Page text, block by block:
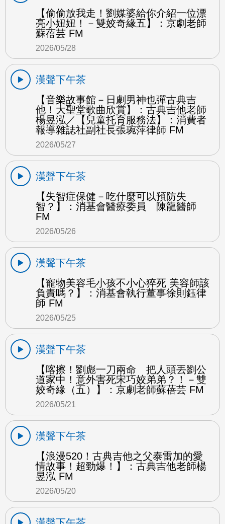
【偷偷放我走！劉媒婆給你介紹一位漂
亮小妞妞！－雙姣奇緣五】：京劇老師
蘇蓓芸 FM
2026/05/28
漢聲下午茶
【音樂故事館－日劇男神也彈古典吉
他！大聖堂歌曲欣賞】：古典吉他老師
楊昱泓／【兒童托育服務法】：消費者
報導雜誌社副社長張琬萍律師 FM
2026/05/27
漢聲下午茶
【失智症保健－吃什麼可以預防失
智？】：消基會醫療委員 陳龍醫師
FM
2026/05/26
漢聲下午茶
【寵物美容毛小孩不小心猝死 美容師該
負責嗎？】：消基會執行董事徐則鈺律
師 FM
2026/05/25
漢聲下午茶
【喀擦！劉彪一刀兩命 把人頭丟劉公
道家中！意外害死宋巧姣弟弟？！－雙
姣奇緣（五）】：京劇老師蘇蓓芸 FM
2026/05/21
漢聲下午茶
【浪漫520！古典吉他之父泰雷加的愛
情故事！超勁爆！】：古典吉他老師楊
昱泓 FM
2026/05/20